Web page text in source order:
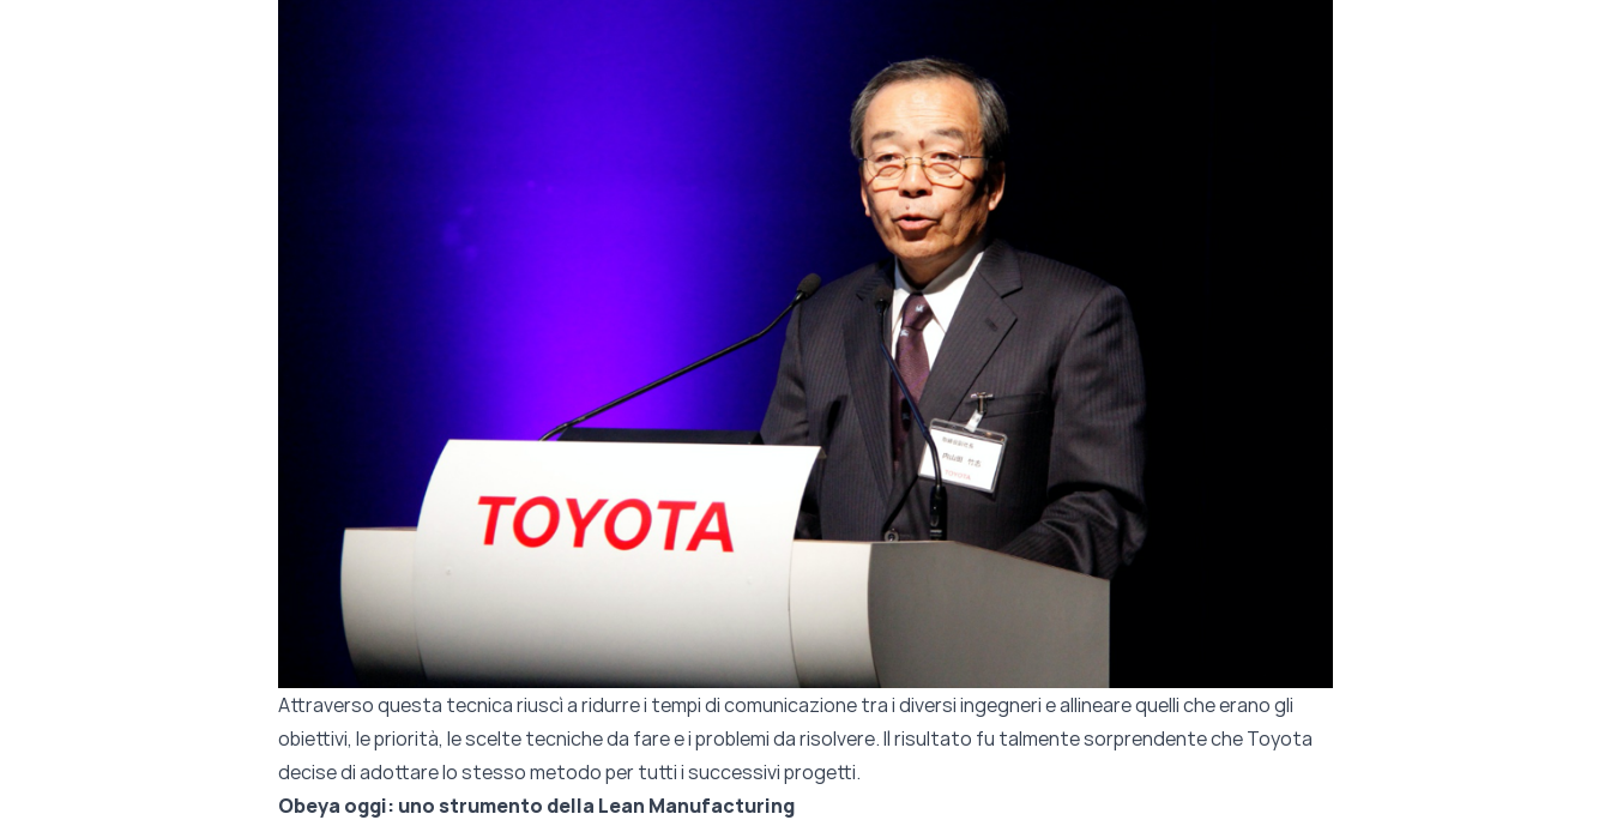
Attraverso questa tecnica riuscì a ridurre i tempi di comunicazione tra i diversi ingegneri e allineare quelli che erano gli
obiettivi, le priorità, le scelte tecniche da fare e i problemi da risolvere. Il risultato fu talmente sorprendente che Toyota
decise di adottare lo stesso metodo per tutti i successivi progetti.
Obeya oggi: uno strumento della Lean Manufacturing